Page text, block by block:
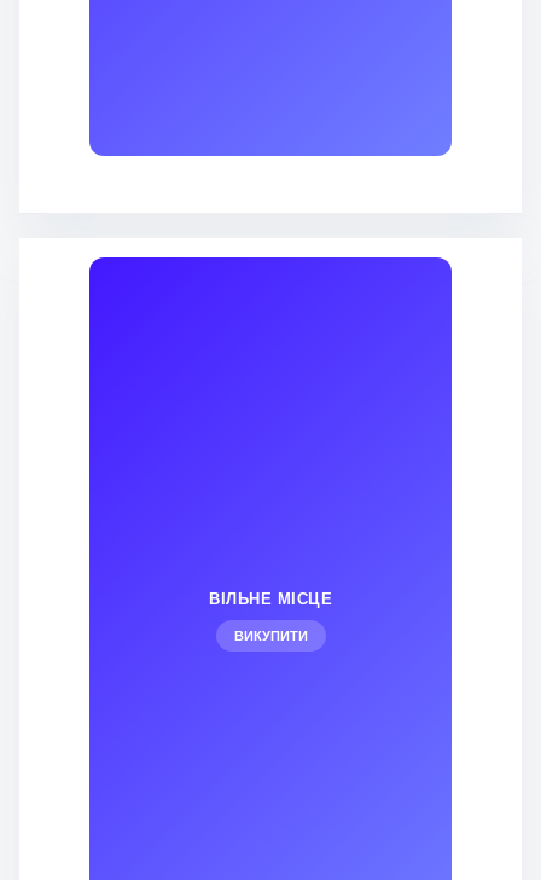
ВІЛЬНЕ МІСЦЕ
ВИКУПИТИ